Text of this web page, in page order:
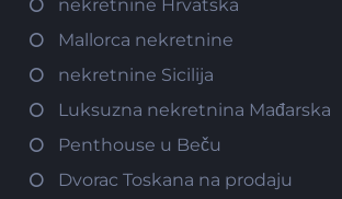
nekretnine Hrvatska
Mallorca nekretnine
nekretnine Sicilija
Luksuzna nekretnina Mađarska
Penthouse u Beču
Dvorac Toskana na prodaju